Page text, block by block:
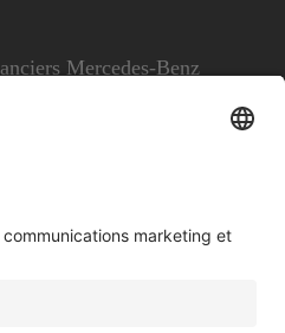
Mercedes-Benz